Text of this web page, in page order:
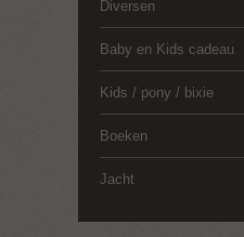
Diversen
Baby en Kids cadeau
Kids / pony / bixie
Boeken
Jacht